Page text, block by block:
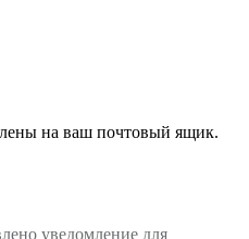
на ваш почтовый ящик.
уведомление для